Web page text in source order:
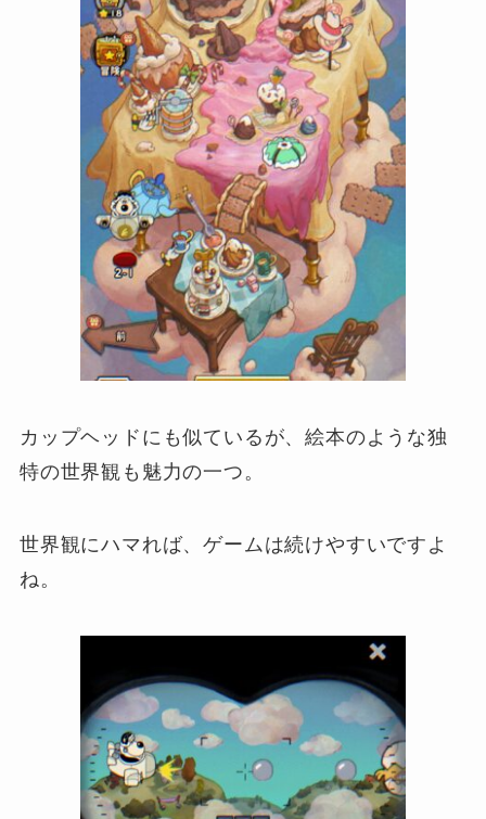
カップヘッドにも似ているが、絵本のような独
特の世界観も魅力の一つ。
世界観にハマれば、ゲームは続けやすいですよ
ね。